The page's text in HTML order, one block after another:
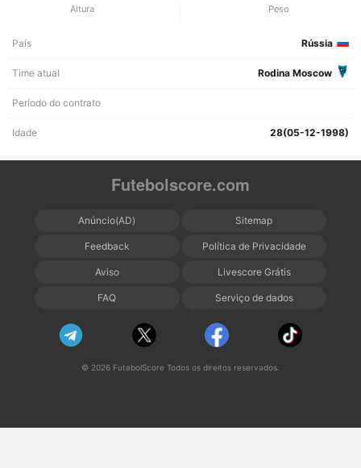
Altura Peso
País Rússia
Time atual Rodina Moscow
Período do contrato
Idade 28(05-12-1998)
Futebolscore.com
Anúncio(AD) Sitemap
Feedback Política de Privacidade
Aviso Livescore Grátis
FAQ Serviço de dados
© 2026 FutebolScore Todos os direitos reservados.